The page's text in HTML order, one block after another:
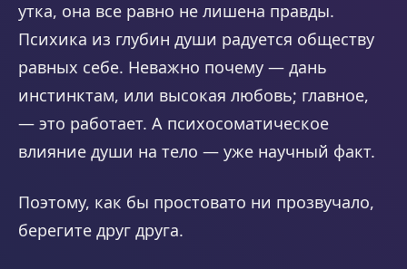
утка, она все равно не лишена правды.
Психика из глубин души радуется обществу
равных себе. Неважно почему — дань
инстинктам, или высокая любовь; главное,
— это работает. А психосоматическое
влияние души на тело — уже научный факт.
Поэтому, как бы простовато ни прозвучало,
берегите друг друга.